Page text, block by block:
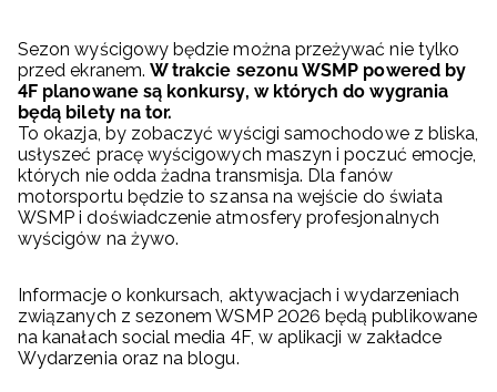
Sezon wyścigowy będzie można przeżywać nie tylko
przed ekranem. W trakcie sezonu WSMP powered by
4F planowane są konkursy, w których do wygrania
będą bilety na tor.
To okazja, by zobaczyć wyścigi samochodowe z bliska,
usłyszeć pracę wyścigowych maszyn i poczuć emocje,
których nie odda żadna transmisja. Dla fanów
motorsportu będzie to szansa na wejście do świata
WSMP i doświadczenie atmosfery profesjonalnych
wyścigów na żywo.
Informacje o konkursach, aktywacjach i wydarzeniach
związanych z sezonem WSMP 2026 będą publikowane
na kanałach social media 4F, w aplikacji w zakładce
Wydarzenia oraz na blogu.